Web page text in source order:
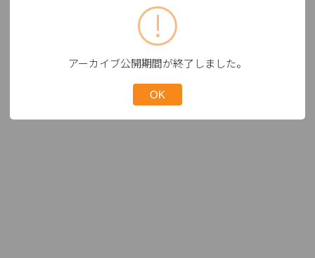
アーカイブ公開期間が終了しました。
OK